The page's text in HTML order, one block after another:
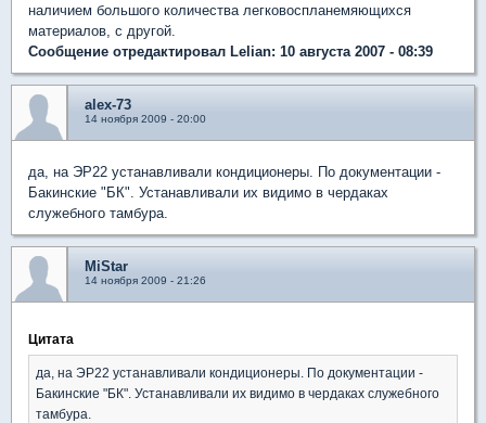
наличием большого количества легковоспланемяющихся
материалов, с другой.
Сообщение отредактировал Lelian: 10 августа 2007 - 08:39
alex-73
14 ноября 2009 - 20:00
да, на ЭР22 устанавливали кондиционеры. По документации -
Бакинские "БК". Устанавливали их видимо в чердаках
служебного тамбура.
MiStar
14 ноября 2009 - 21:26
Цитата
да, на ЭР22 устанавливали кондиционеры. По документации -
Бакинские "БК". Устанавливали их видимо в чердаках служебного
тамбура.